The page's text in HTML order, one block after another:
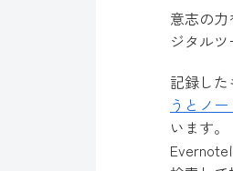
意志の
ジタル
記録し
うとノ
います。